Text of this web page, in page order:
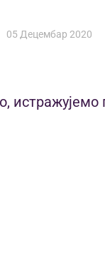
05 Децембар 2020
истражујемо